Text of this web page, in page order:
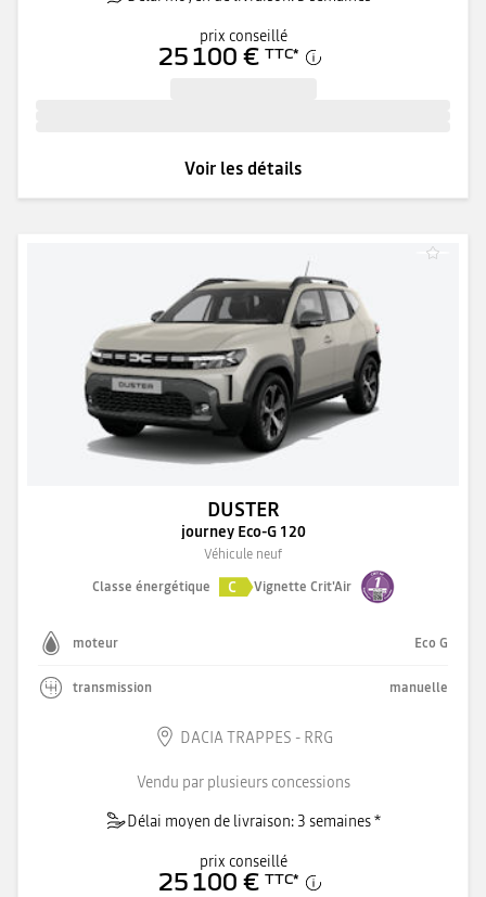
prix conseillé
25 100 € TTC*
Voir les détails
DUSTER
journey Eco-G 120
Véhicule neuf
Classe énergétique
C Vignette Crit'Air
moteur Eco G
transmission manuelle
DACIA TRAPPES - RRG
Vendu par plusieurs concessions
Délai moyen de livraison: 3 semaines *
prix conseillé
25 100 € TTC*